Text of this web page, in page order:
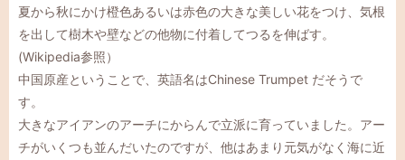
夏から秋にかけ橙色あるいは赤色の大きな美しい花をつけ、気根
を出して樹木や壁などの他物に付着してつるを伸ばす。
(Wikipedia参照）
中国原産ということで、英語名はChinese Trumpet だそうで
す。
大きなアイアンのアーチにからんで立派に育っていました。アー
チがいくつも並んだいたのですが、他はあまり元気がなく海に近